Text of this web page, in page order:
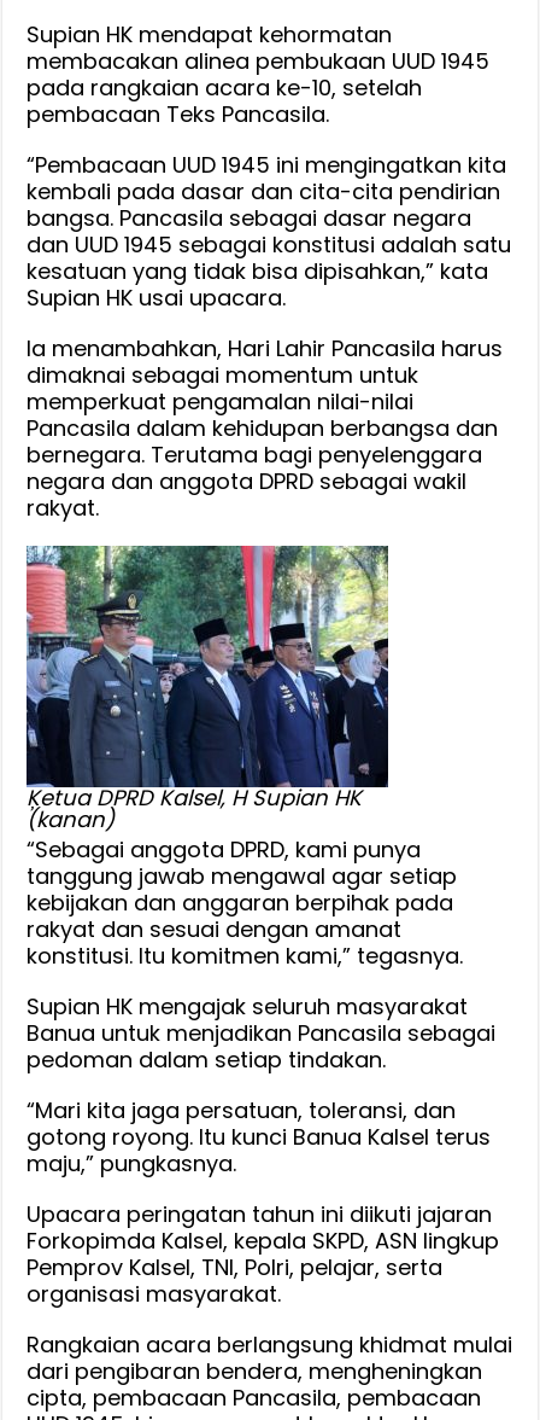
Pengamalan
Nilai
Pancasila
Supian HK mendapat kehormatan
membacakan alinea pembukaan UUD 1945
pada rangkaian acara ke-10, setelah
pembacaan Teks Pancasila.
“Pembacaan UUD 1945 ini mengingatkan kita
kembali pada dasar dan cita-cita pendirian
bangsa. Pancasila sebagai dasar negara
dan UUD 1945 sebagai konstitusi adalah satu
kesatuan yang tidak bisa dipisahkan,” kata
Supian HK usai upacara.
Ia menambahkan, Hari Lahir Pancasila harus
dimaknai sebagai momentum untuk
memperkuat pengamalan nilai-nilai
Pancasila dalam kehidupan berbangsa dan
bernegara. Terutama bagi penyelenggara
negara dan anggota DPRD sebagai wakil
rakyat.
Ķetua DPRD Kalsel, H Supian HK
(kanan)
“Sebagai anggota DPRD, kami punya
tanggung jawab mengawal agar setiap
kebijakan dan anggaran berpihak pada
rakyat dan sesuai dengan amanat
konstitusi. Itu komitmen kami,” tegasnya.
Supian HK mengajak seluruh masyarakat
Banua untuk menjadikan Pancasila sebagai
pedoman dalam setiap tindakan.
“Mari kita jaga persatuan, toleransi, dan
gotong royong. Itu kunci Banua Kalsel terus
maju,” pungkasnya.
Upacara peringatan tahun ini diikuti jajaran
Forkopimda Kalsel, kepala SKPD, ASN lingkup
Pemprov Kalsel, TNI, Polri, pelajar, serta
organisasi masyarakat.
Rangkaian acara berlangsung khidmat mulai
dari pengibaran bendera, mengheningkan
cipta, pembacaan Pancasila, pembacaan